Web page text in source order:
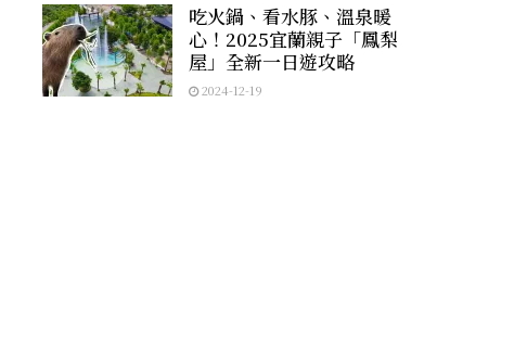
吃火鍋、看水豚、溫泉暖
心！2025宜蘭親子「鳳梨
屋」全新一日遊攻略
2024-12-19